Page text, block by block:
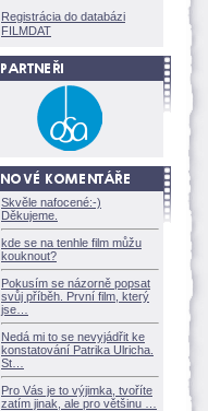
Registrácia do databázi
FILMDAT
Skvěle nafocené:-)
Děkujeme.
kde se na tenhle film můžu
kouknout?
Pokusím se názorně popsat
svůj příběh. První film, který
jse
Nedá mi to se nevyjádřit ke
konstatování Patrika Ulricha.
St
Pro Vás je to výjimka, tvoříte
zatím jinak, ale pro většinu